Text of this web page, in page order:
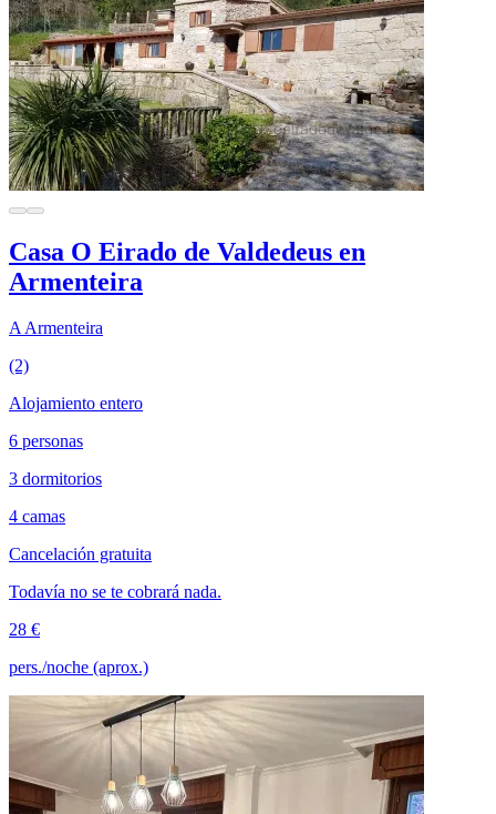
Casa O Eirado de Valdedeus en
Armenteira
A Armenteira
(2)
Alojamiento entero
6 personas
3 dormitorios
4 camas
Cancelación gratuita
Todavía no se te cobrará nada.
28 €
pers./noche (aprox.)